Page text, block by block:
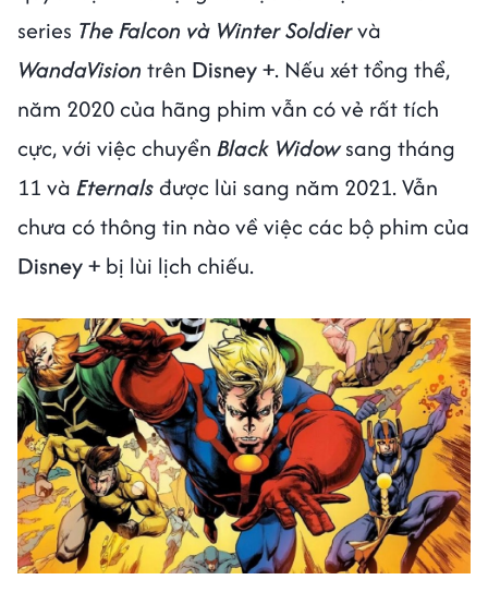
series The Falcon và Winter Soldiervà
WandaVision trên Disney +. Nếu xét tổng thể,
năm 2020 của hãng phim vẫn có vẻ rất tích
cực, với việc chuyển Black Widowsang tháng
11 và Eternalsđược lùi sang năm 2021. Vẫn
chưa có thông tin nào về việc các bộ phim của
Disney + bị lùi lịch chiếu.